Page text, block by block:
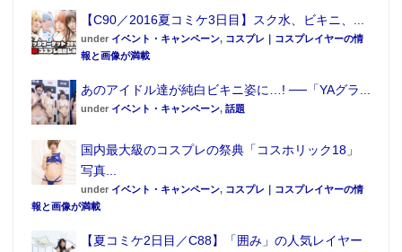
【C90／2016夏コミケ3日目】スク水、ビキニ、...
under イベント・キャンペーン, コスプレ｜コスプレイヤーの情
報と画像が満載
あのアイドル達が純白ビキニ姿に…! ──「YAグラ...
under イベント・キャンペーン, 話題
国内最大級のコスプレの祭典「コスホリック18」
写真...
under イベント・キャンペーン, コスプレ｜コスプレイヤーの情
報と画像が満載
【夏コミケ2日目／C88】「囲み」の人気レイヤー